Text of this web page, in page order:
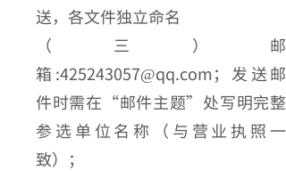
送，各文件独立命名
（三）邮
箱:425243057@qq.com；发送邮
件时需在“邮件主题”处写明完整
参选单位名称（与营业执照一
致）；